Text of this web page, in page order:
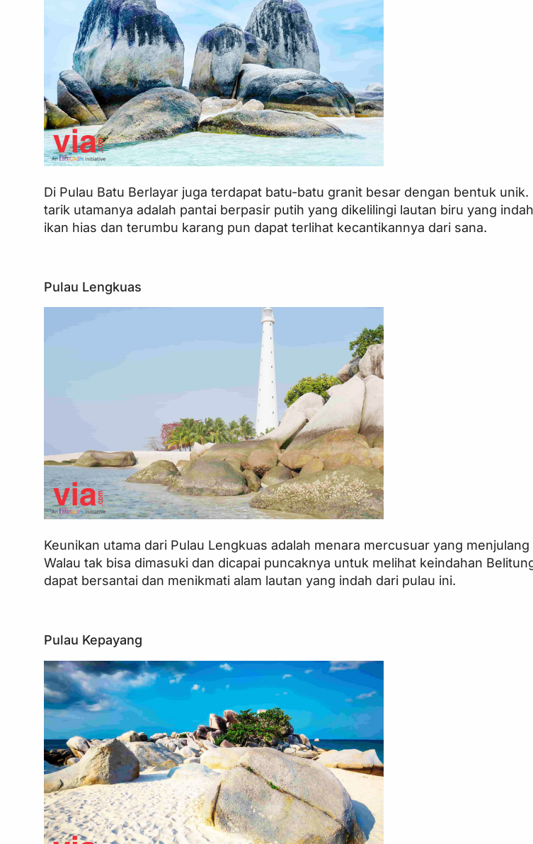
Di Pulau Batu Berlayar juga terdapat batu-batu granit besar dengan bentuk
tarik utamanya adalah pantai berpasir putih yang dikelilingi lautan biru yang
ikan hias dan terumbu karang pun dapat terlihat kecantikannya dari sana.
Pulau Lengkuas
Keunikan utama dari Pulau Lengkuas adalah menara mercusuar yang
Walau tak bisa dimasuki dan dicapai puncaknya untuk melihat keindahan
dapat bersantai dan menikmati alam lautan yang indah dari pulau ini.
Pulau Kepayang